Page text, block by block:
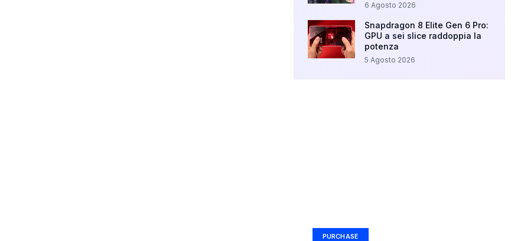
6 Agosto 2026
Snapdragon 8 Elite Gen 6 Pro:
GPU a sei slice raddoppia la
potenza
5 Agosto 2026
PURCHASE